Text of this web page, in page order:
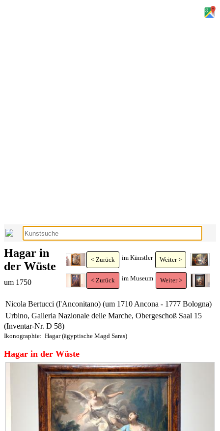
< Zurück im Künstler Weiter >
< Zurück im Museum Weiter >
Hagar in
der Wüste
um 1750
Nicola Bertucci (l'Anconitano) (um 1710 Ancona - 1777 Bologna)
Urbino, Galleria Nazionale delle Marche, Obergeschoß Saal 15
(Inventar-Nr. D 58)
Ikonographie: Hagar (ägyptische Magd Saras)
Hagar in der Wüste